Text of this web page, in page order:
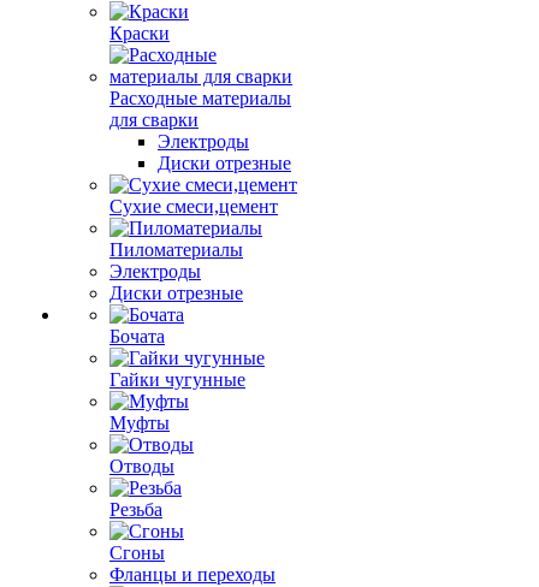
Краски
Расходные материалы
для сварки
Электроды
Диски отрезные
Сухие смеси,цемент
Пиломатериалы
Электроды
Диски отрезные
Бочата
Гайки чугунные
Муфты
Отводы
Резьба
Сгоны
Фланцы и переходы